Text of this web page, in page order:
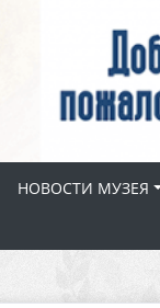
НОВОСТИ МУЗЕЯ